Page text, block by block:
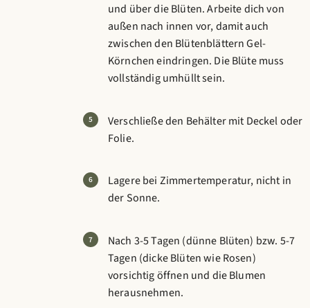
und über die Blüten. Arbeite dich von
außen nach innen vor, damit auch
zwischen den Blütenblättern Gel-
Körnchen eindringen. Die Blüte muss
vollständig umhüllt sein.
Verschließe den Behälter mit Deckel oder
Folie.
Lagere bei Zimmertemperatur, nicht in
der Sonne.
Nach 3-5 Tagen (dünne Blüten) bzw. 5-7
Tagen (dicke Blüten wie Rosen)
vorsichtig öffnen und die Blumen
herausnehmen.